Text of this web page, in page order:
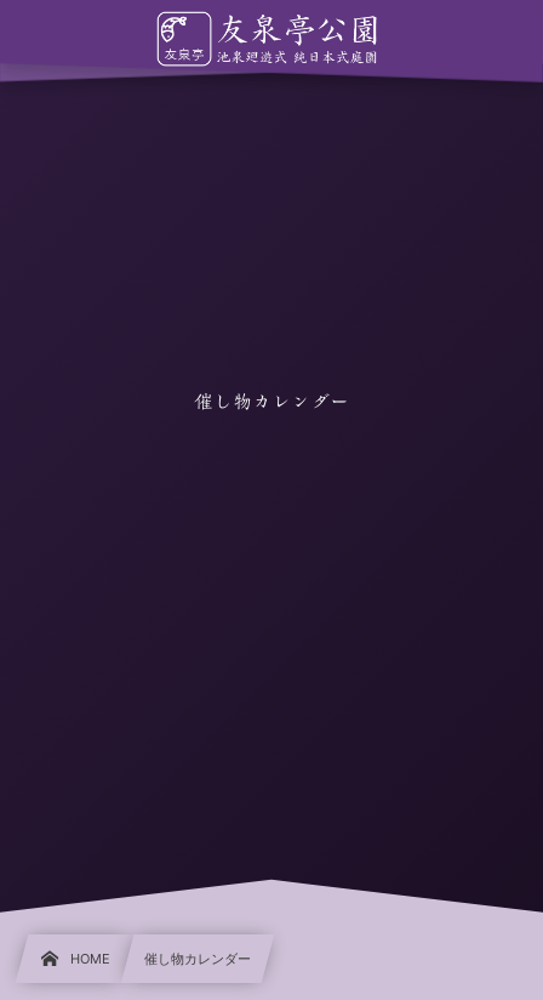
催し物カレンダー
HOME 催し物カレンダー